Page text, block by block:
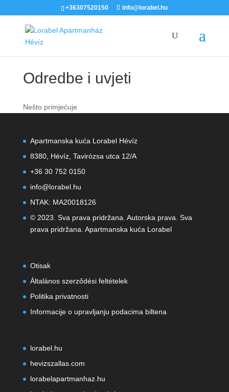
+36307520150 info@lorabel.hu
Odredbe i uvjeti
Nešto primjećuje
Apartmanska kuća Lorabel Hévíz
8380, Hévíz, Tavirózsa utca 12/A
+36 30 752 0150
info@lorabel.hu
NTAK: MA20018126
© 2023. Sva prava pridržana. Autorska prava. Sva
prava pridržana. Apartmanska kuća Lorabel
Otisak
Általános szerződési feltételek
Politika privatnosti
Informacije o upravljanju podacima biltena
lorabel.hu
hevizszallas.com
lorabelapartmanhaz.hu